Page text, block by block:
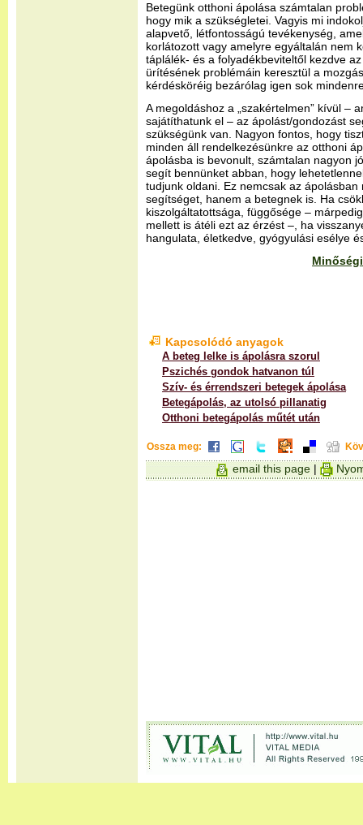
Betegünk otthoni ápolása számtalan
hogy mik a szükségletei. Vagyis mi
alapvető, létfontosságú tevékenység,
korlátozott vagy amelyre egyáltalán nem
táplálék- és a folyadékbeviteltől kezdve
ürítésének problémáin keresztül a
kérdésköréig bezárólag igen sok
A megoldáshoz a „szakértelmen” kívül –
sajátíthatunk el – az ápolást/gondozást
szükségünk van. Nagyon fontos, hogy
minden áll rendelkezésünkre az otthoni
ápolásba is bevonult, számtalan nagyon
segít bennünket abban, hogy
tudjunk oldani. Ez nemcsak az ápolásban
segítséget, hanem a betegnek is. Ha
kiszolgáltatottsága, függősége –
mellett is átéli ezt az érzést –, ha
hangulata, életkedve, gyógyulási esélye
Kapcsolódó anyagok
A beteg lelke is ápolásra szorul
Pszichés gondok hatvanon túl
Szív- és érrendszeri betegek ápolása
Betegápolás, az utolsó pillanatig
Otthoni betegápolás műtét után
Ossza meg:
email this page |